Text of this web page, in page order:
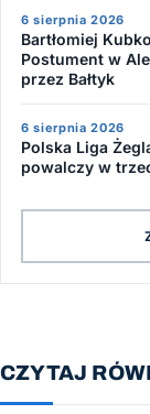
6 sierpnia 2026
Bartłomiej
Postument w
przez Bałtyk
6 sierpnia 2026
Polska Liga
powalczy w
CZYTAJ